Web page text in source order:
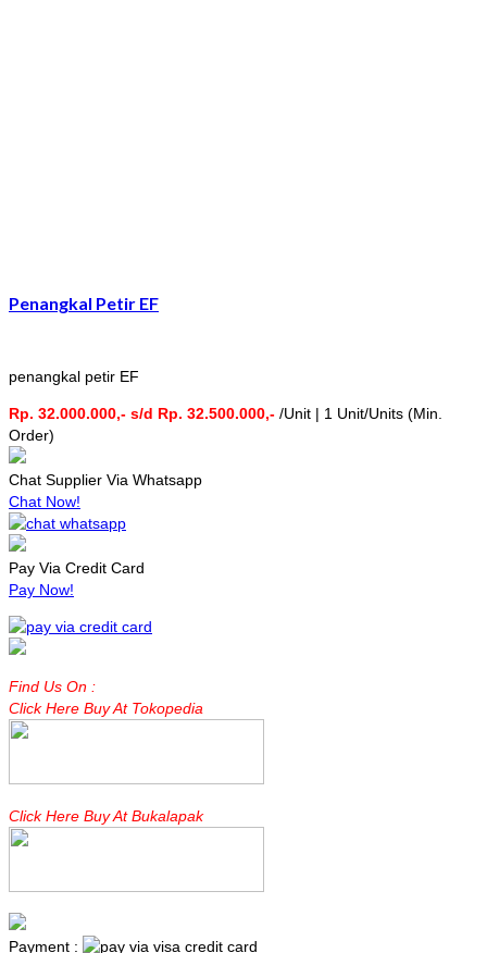
Penangkal Petir EF
penangkal petir EF
Rp. 32.000.000,- s/d Rp. 32.500.000,- /Unit | 1 Unit/Units (Min.
Order)
Chat Supplier Via Whatsapp
Chat Now!
Pay Via Credit Card
Pay Now!
Find Us On :
Click Here Buy At Tokopedia
Click Here Buy At Bukalapak
Payment :